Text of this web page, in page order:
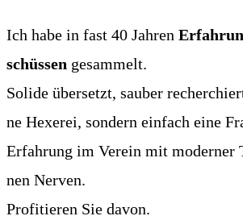
Ich habe in fast 40 Jah­ren
schüs­sen gesam­melt.
Soli­de über­setzt, sau­ber
ne Hexe­rei, son­dern ein­fach eine
Erfah­rung im Ver­ein mit
nen Ner­ven.
Pro­fi­tie­ren Sie davon.